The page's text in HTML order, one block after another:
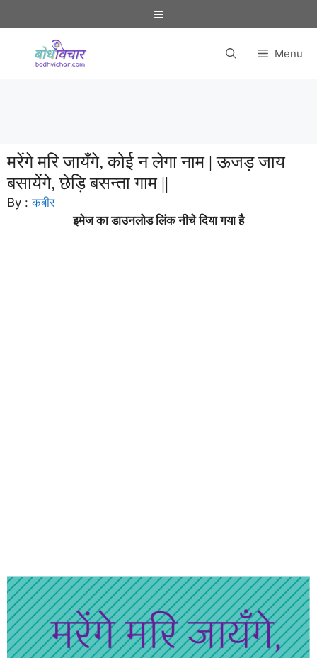
to
Menu
Menu
मरेंगे मरि जायँगे, कोई न लेगा नाम | ऊजड़ जाय
बसायेंगे, छेड़ि बसन्ता गाम ||
By :कबीर
इमेज का डाउनलोड लिंक नीचे दिया गया है